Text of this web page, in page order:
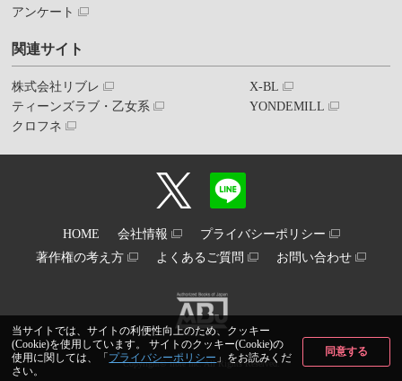
当サイトでは、サイトの利便性向上のため、クッキー
(Cookie)を使用しています。 サイトのクッキー(Cookie)の
使用に関しては、「 プライバシーポリシー 」をお読みくだ
さい。
同意する
アンケート
関連サイト
株式会社リブレ
ティーンズラブ・乙女系
クロフネ
X-BL
YONDEMILL
HOME 会社情報
プライバシーポリシー
著作権の考え方
よくあるご質問 お問い合わせ
Copyright© libre inc. All Rights Reserved.